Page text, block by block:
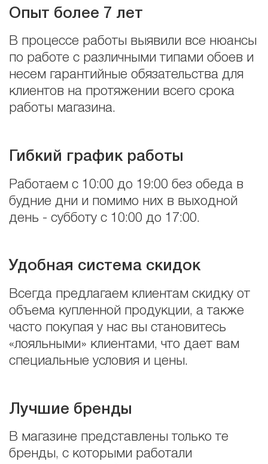
Опыт более 7 лет
В процессе работы выявили все нюансы
по работе с различными типами обоев и
несем гарантийные обязательства для
клиентов на протяжении всего срока
работы магазина.
Гибкий график работы
Работаем с 10:00 до 19:00 без обеда в
будние дни и помимо них в выходной
день - субботу с 10:00 до 17:00.
Удобная система скидок
Всегда предлагаем клиентам скидку от
объема купленной продукции, а также
часто покупая у нас вы становитесь
«лояльными» клиентами, что дает вам
специальные условия и цены.
Лучшие бренды
В магазине представлены только те
бренды, с которыми работали